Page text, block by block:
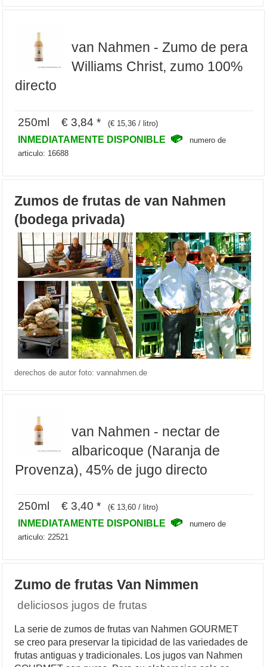
van Nahmen - Zumo de pera
Williams Christ, zumo 100%
directo
250ml € 3,84 * (€ 15,36 / litro)
INMEDIATAMENTE DISPONIBLE
numero de
articulo: 16688
Zumos de frutas de van Nahmen
(bodega privada)
derechos de autor foto: vannahmen.de
van Nahmen - nectar de
albaricoque (Naranja de
Provenza), 45% de jugo directo
250ml € 3,40 * (€ 13,60 / litro)
INMEDIATAMENTE DISPONIBLE
numero de
articulo: 22521
Zumo de frutas Van Nimmen
deliciosos jugos de frutas
La serie de zumos de frutas van Nahmen GOURMET
se creo para preservar la tipicidad de las variedades de
frutas antiguas y tradicionales. Los jugos van Nahmen